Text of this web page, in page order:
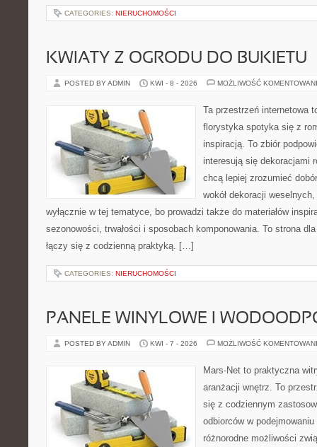
CATEGORIES: NIERUCHOMOŚCI
KWIATY Z OGRODU DO BUKIETU
POSTED BY ADMIN KWI - 8 - 2026 MOŻLIWOŚĆ
Ta przestrzeń internetowa
florystyka spotyka się z
inspiracją. To zbiór
interesują się dekoracjami
chcą lepiej zrozumieć
wokół dekoracji
wyłącznie w tej tematyce, bo prowadzi także do materiałów
sezonowości, trwałości i sposobach komponowania. To strona
łączy się z codzienną praktyką. […]
CATEGORIES: NIERUCHOMOŚCI
PANELE WINYLOWE I
POSTED BY ADMIN KWI - 7 - 2026 MOŻLIWOŚĆ
Mars-Net to praktyczna
aranżacji wnętrz. To
się z codziennym
odbiorców w
różnorodne możliwości